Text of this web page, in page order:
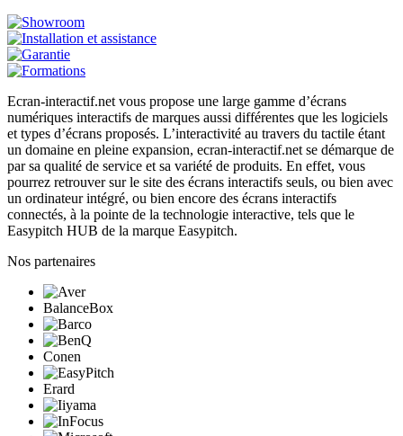
Ecran-interactif.net vous propose une large gamme d’écrans
numériques interactifs de marques aussi différentes que les logiciels
et types d’écrans proposés. L’interactivité au travers du tactile étant
un domaine en pleine expansion, ecran-interactif.net se démarque de
par sa qualité de service et sa variété de produits. En effet, vous
pourrez retrouver sur le site des écrans interactifs seuls, ou bien avec
un ordinateur intégré, ou bien encore des écrans interactifs
connectés, à la pointe de la technologie interactive, tels que le
Easypitch HUB de la marque Easypitch.
Nos partenaires
BalanceBox
Conen
Erard